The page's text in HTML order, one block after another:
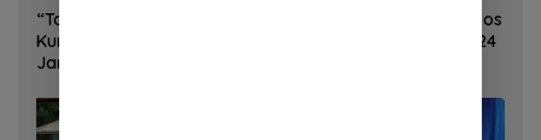
“Torang Sehat Kampung Kuat” Satgas Yonif 645/GTY Pos
Kurima Melaksanakan Pelayanan kesehatan Gratis 1 x 24
Jam